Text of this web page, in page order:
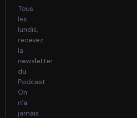
Tous
les
lundis,
recevez
la
newsletter
du
Podcast
On
n’a
jamais